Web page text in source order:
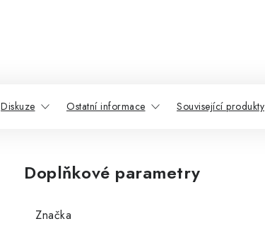
Diskuze Ostatní informace Související produkty
Doplňkové parametry
Značka